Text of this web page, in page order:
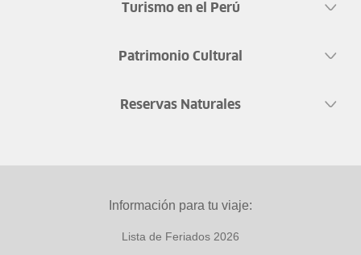
Turismo en el Perú
Patrimonio Cultural
Reservas Naturales
Información para tu viaje:
Lista de Feriados 2026